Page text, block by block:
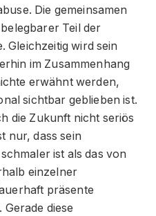
Die gemeinsamen
Teil der
Gleichzeitig wird sein
im Zusammenhang
erwähnt werden,
sichtbar geblieben ist.
die Zukunft nicht seriös
nur, dass sein
ist als das von
einzelner
präsente
diese